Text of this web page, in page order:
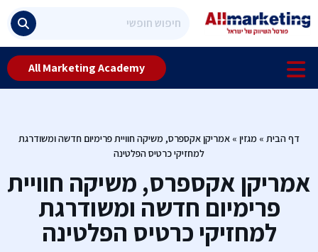
All Marketing Academy
דף הבית » מגזין » אמריקן אקספרס, משיקה חוויית פרימיום חדשה ומשודרגת
למחזיקי כרטיס הפלטינה
אמריקן אקספרס, משיקה חוויית
פרימיום חדשה ומשודרגת
למחזיקי כרטיס הפלטינה